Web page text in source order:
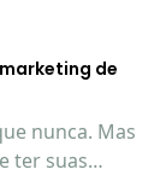
de
nunca. Mas
ter suas